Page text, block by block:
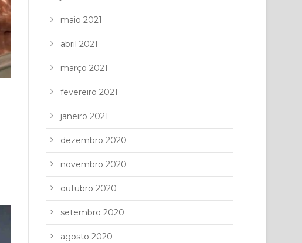
maio 2021
abril 2021
março 2021
fevereiro 2021
janeiro 2021
dezembro 2020
novembro 2020
outubro 2020
setembro 2020
agosto 2020